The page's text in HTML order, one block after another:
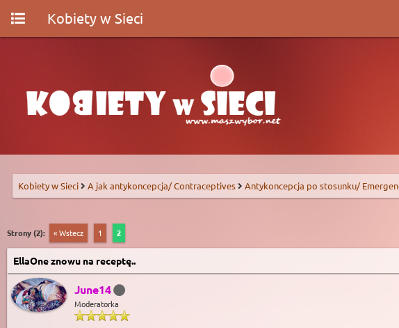
Kobiety w Sieci
Kobiety w Sieci A jak antykoncepcja/ Contraceptives Antykoncepcja po stosunku/
Strony (2): « Wstecz 1 2
EllaOne znowu na receptę..
June14
Moderatorka